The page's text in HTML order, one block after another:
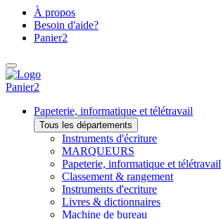
À propos
Besoin d'aide?
Panier2
Panier2
Papeterie, informatique et télétravail
Tous les départements
Instruments d'écriture
MARQUEURS
Papeterie, informatique et télétravail
Classement & rangement
Instruments d'ecriture
Livres & dictionnaires
Machine de bureau